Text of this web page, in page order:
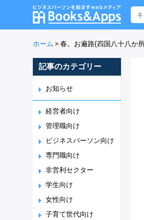
ホーム > 春。お遍路(四国八十八か
記事のカテゴリー
お知らせ
経営者向け
管理職向け
ビジネスパーソン向け
専門職向け
非営利セクター
学生向け
女性向け
子育て世代向け